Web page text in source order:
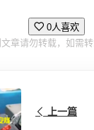
0人喜欢
章请勿转载，如需转
上一篇